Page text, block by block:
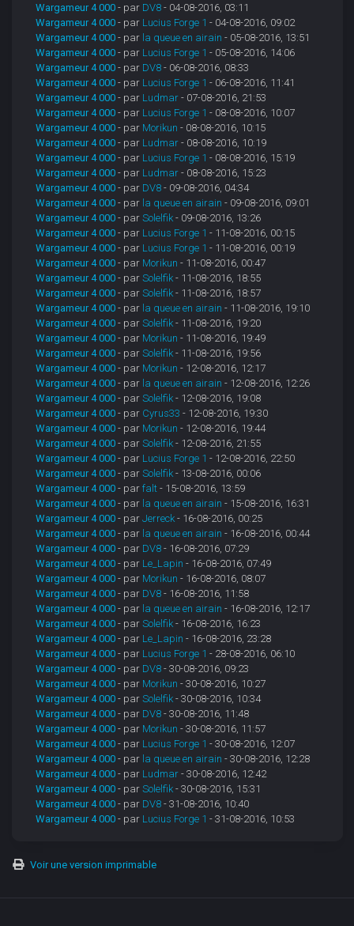
Wargameur 4 000 - par DV8 - 04-08-2016, 03:11
Wargameur 4 000 - par Lucius Forge 1 - 04-08-2016, 09:02
Wargameur 4 000 - par la queue en airain - 05-08-2016, 13:51
Wargameur 4 000 - par Lucius Forge 1 - 05-08-2016, 14:06
Wargameur 4 000 - par DV8 - 06-08-2016, 08:33
Wargameur 4 000 - par Lucius Forge 1 - 06-08-2016, 11:41
Wargameur 4 000 - par Ludmar - 07-08-2016, 21:53
Wargameur 4 000 - par Lucius Forge 1 - 08-08-2016, 10:07
Wargameur 4 000 - par Morikun - 08-08-2016, 10:15
Wargameur 4 000 - par Ludmar - 08-08-2016, 10:19
Wargameur 4 000 - par Lucius Forge 1 - 08-08-2016, 15:19
Wargameur 4 000 - par Ludmar - 08-08-2016, 15:23
Wargameur 4 000 - par DV8 - 09-08-2016, 04:34
Wargameur 4 000 - par la queue en airain - 09-08-2016, 09:01
Wargameur 4 000 - parSolelfik - 09-08-2016, 13:26
Wargameur 4 000 - par Lucius Forge 1 - 11-08-2016, 00:15
Wargameur 4 000 - par Lucius Forge 1 - 11-08-2016, 00:19
Wargameur 4 000 - par Morikun - 11-08-2016, 00:47
Wargameur 4 000 - parSolelfik - 11-08-2016, 18:55
Wargameur 4 000 - parSolelfik - 11-08-2016, 18:57
Wargameur 4 000 - par la queue en airain - 11-08-2016, 19:10
Wargameur 4 000 - parSolelfik - 11-08-2016, 19:20
Wargameur 4 000 - par Morikun - 11-08-2016, 19:49
Wargameur 4 000 - parSolelfik - 11-08-2016, 19:56
Wargameur 4 000 - par Morikun - 12-08-2016, 12:17
Wargameur 4 000 - par la queue en airain - 12-08-2016, 12:26
Wargameur 4 000 - parSolelfik - 12-08-2016, 19:08
Wargameur 4 000 - par Cyrus33 - 12-08-2016, 19:30
Wargameur 4 000 - par Morikun - 12-08-2016, 19:44
Wargameur 4 000 - parSolelfik - 12-08-2016, 21:55
Wargameur 4 000 - par Lucius Forge 1 - 12-08-2016, 22:50
Wargameur 4 000 - parSolelfik - 13-08-2016, 00:06
Wargameur 4 000 - parfalt - 15-08-2016, 13:59
Wargameur 4 000 - par la queue en airain - 15-08-2016, 16:31
Wargameur 4 000 - parJerreck - 16-08-2016, 00:25
Wargameur 4 000 - par la queue en airain - 16-08-2016, 00:44
Wargameur 4 000 - par DV8 - 16-08-2016, 07:29
Wargameur 4 000 - par Le_Lapin - 16-08-2016, 07:49
Wargameur 4 000 - par Morikun - 16-08-2016, 08:07
Wargameur 4 000 - par DV8 - 16-08-2016, 11:58
Wargameur 4 000 - par la queue en airain - 16-08-2016, 12:17
Wargameur 4 000 - parSolelfik - 16-08-2016, 16:23
Wargameur 4 000 - par Le_Lapin - 16-08-2016, 23:28
Wargameur 4 000 - par Lucius Forge 1 - 28-08-2016, 06:10
Wargameur 4 000 - par DV8 - 30-08-2016, 09:23
Wargameur 4 000 - par Morikun - 30-08-2016, 10:27
Wargameur 4 000 - parSolelfik - 30-08-2016, 10:34
Wargameur 4 000 - par DV8 - 30-08-2016, 11:48
Wargameur 4 000 - par Morikun - 30-08-2016, 11:57
Wargameur 4 000 - par Lucius Forge 1 - 30-08-2016, 12:07
Wargameur 4 000 - par la queue en airain - 30-08-2016, 12:28
Wargameur 4 000 - par Ludmar - 30-08-2016, 12:42
Wargameur 4 000 - parSolelfik - 30-08-2016, 15:31
Wargameur 4 000 - par DV8 - 31-08-2016, 10:40
Wargameur 4 000 - par Lucius Forge 1 - 31-08-2016, 10:53
Voir une version imprimable